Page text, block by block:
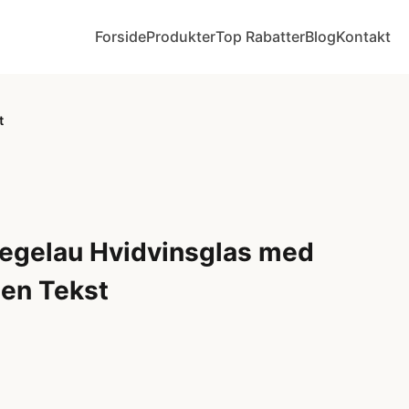
ForsideProdukterTop RabatterBlogKontakt
Hvidvinsglas med
Tekst